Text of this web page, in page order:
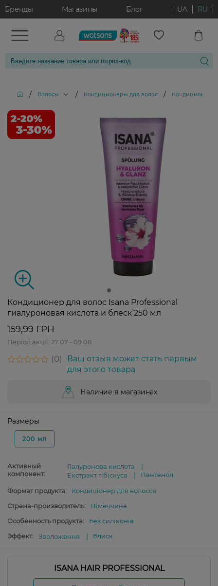
Бренды Магазины Блог UA RU
/ Волосы / Кондиционеры для волос / Кондиционер
Кондиционер для волос Isana Professional
гиалуроновая кислота и блеск 250 мл
159,99 ГРН
Період акції: 27 07 - 09 08
0
Ваш отзыв может стать первым
для этого товара
Наличие в магазинах
Размеры
200 мл
Активный
компонент:
Гіалуронова кислота
Екстракт гібіскуса
Пантенол
Формат продукта:
Кондиціонер для волосся
Страна-производитель:
Німеччина
Особенность продукта:
Без силіконів
Эффект:
Зволоження Блиск
ISANA HAIR PROFESSIONAL